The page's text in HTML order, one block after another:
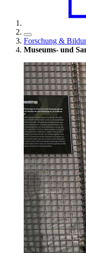
Forschung &
Museums- und